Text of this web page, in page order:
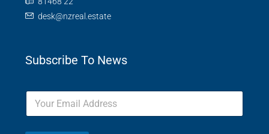
desk@nzreal.estate
Subscribe To News